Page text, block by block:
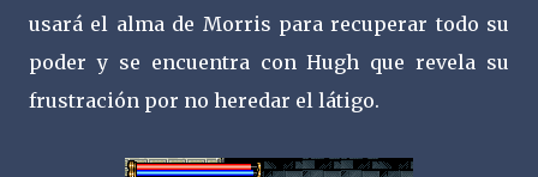
usará el alma de Morris para recuperar todo su
poder y se encuentra con Hugh que revela su
frustración por no heredar el látigo.